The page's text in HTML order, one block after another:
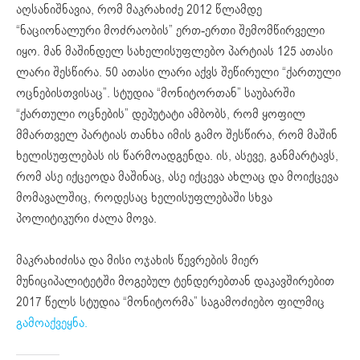
აღსანიშნავია, რომ მაკრახიძე 2012 წლამდე
“ნაციონალური მოძრაობის” ერთ-ერთი შემომწირველი
იყო. მან მაშინდელ სახელისუფლებო პარტიას 125 ათასი
ლარი შესწირა. 50 ათასი ლარი აქვს შეწირული “ქართული
ოცნებისთვისაც”. სტუდია “მონიტორთან” საუბარში
“ქართული ოცნების” დეპუტატი ამბობს, რომ ყოფილ
მმართველ პარტიას თანხა იმის გამო შესწირა, რომ მაშინ
ხელისუფლებას ის წარმოადგენდა. ის, ასევე, განმარტავს,
რომ ასე იქცეოდა მაშინაც, ასე იქცევა ახლაც და მოიქცევა
მომავალშიც, როდესაც ხელისუფლებაში სხვა
პოლიტიკური ძალა მოვა.
მაკრახიძისა და მისი ოჯახის წევრების მიერ
მუნიციპალიტეტში მოგებულ ტენდერებთან დაკავშირებით
2017 წელს სტუდია “მონიტორმა” საგამოძიებო ფილმიც
გამოაქვეყნა.